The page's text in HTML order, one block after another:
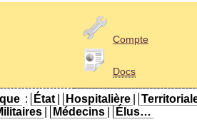
Compte
Docs
: État Hospitalière
Médecins Élus…